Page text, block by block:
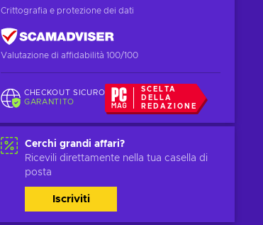
Crittografia e protezione dei dati
Valutazione di affidabilità 100/100
CHECKOUT SICURO
GARANTITO
SCELTA
DELLA
REDAZIONE
Cerchi grandi affari?
Ricevili direttamente nella tua casella di
posta
Iscriviti